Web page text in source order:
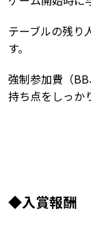
テーブルの残り
す。
強制参加費（
持ち点をしっか
◆入賞報酬